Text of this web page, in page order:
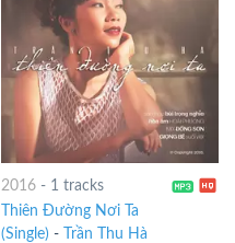
2016- 1 tracks
Thiên Đường Nơi Ta
(Single) -
Trần Thu Hà